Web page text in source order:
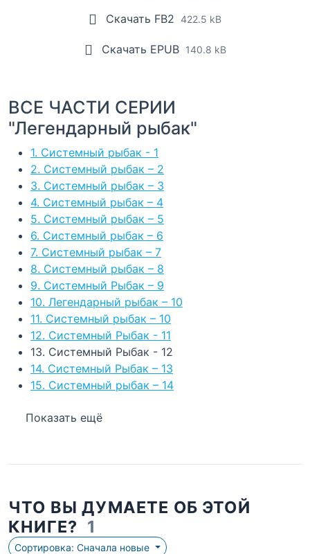
Скачать FB2 422.5 kB
Скачать EPUB 140.8 kB
ВСЕ ЧАСТИ СЕРИИ
"Легендарный рыбак"
1. Системный рыбак - 1
2. Системный рыбак – 2
3. Системный рыбак – 3
4. Системный рыбак – 4
5. Системный рыбак – 5
6. Системный рыбак – 6
7. Системный рыбак – 7
8. Системный рыбак – 8
9. Системный Рыбак – 9
10. Легендарный рыбак – 10
11. Системный рыбак – 10
12. Системный Рыбак - 11
13. Системный Рыбак - 12
14. Системный Рыбак – 13
15. Системный рыбак – 14
Показать ещё
ЧТО ВЫ ДУМАЕТЕ ОБ ЭТОЙ
КНИГЕ? 1
Сортировка: Сначала новые